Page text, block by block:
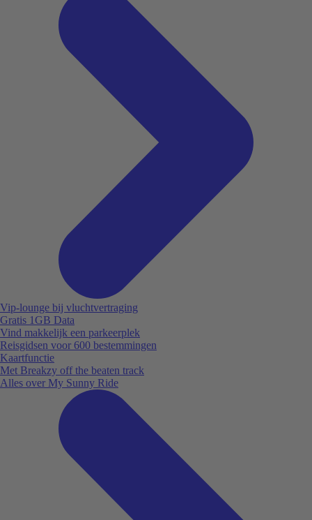
Vip-lounge bij vluchtvertraging
Gratis 1GB Data
Vind makkelijk een parkeerplek
Reisgidsen voor 600 bestemmingen
Kaartfunctie
Met Breakzy off the beaten track
Alles over My Sunny Ride